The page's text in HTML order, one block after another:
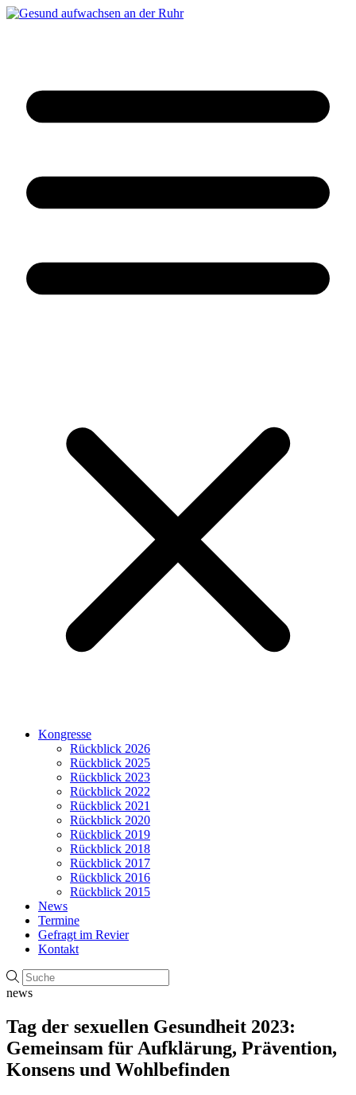
Kongresse
Rückblick 2026
Rückblick 2025
Rückblick 2023
Rückblick 2022
Rückblick 2021
Rückblick 2020
Rückblick 2019
Rückblick 2018
Rückblick 2017
Rückblick 2016
Rückblick 2015
News
Termine
Gefragt im Revier
Kontakt
news
Tag der sexuellen Gesundheit 2023:
Gemeinsam für Aufklärung, Prävention,
Konsens und Wohlbefinden